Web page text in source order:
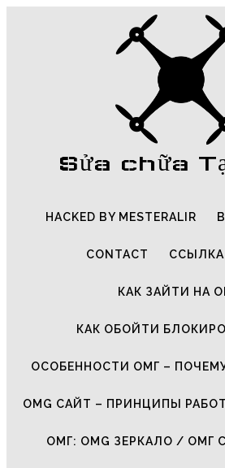
Sửa chữa
HACKED BY MESTERALIR
CONTACT ССЫЛКА
КАК ЗАЙТИ НА
КАК ОБОЙТИ
ОСОБЕННОСТИ ОМГ –
OMG САЙТ – ПРИНЦИПЫ
ОМГ: OMG ЗЕРКАЛО / ОМГ